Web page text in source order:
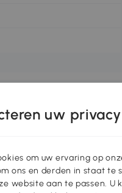
uw privacy
om uw ervaring op
ons en derden in staat te
website aan te passen. U